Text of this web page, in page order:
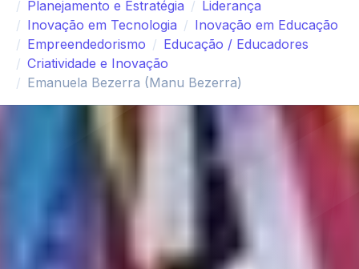
Planejamento e Estratégia
Liderança
Inovação em Tecnologia
Inovação em Educação
Empreendedorismo
Educação / Educadores
Criatividade e Inovação
Emanuela Bezerra (Manu Bezerra)